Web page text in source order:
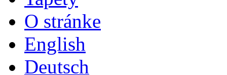
O stránke
English
Deutsch